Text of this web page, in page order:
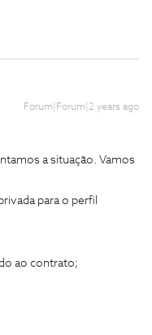
Forum|Forum|2 years ago
a situação. Vamos
para o perfil
ao contrato;